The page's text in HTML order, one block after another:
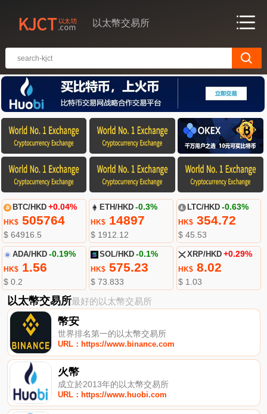
以太幣交易所
BTC/HKD +0.04%
HK$505764
$ 64916.5
ETH/HKD -0.3%
HK$ 14897
$ 1912.12
LTC/HKD -0.63%
HK$354.72
$ 45.53
ADA/HKD -0.19%
HK$1.56
$ 0.2
SOL/HKD -0.1%
HK$ 575.23
$ 73.833
XRP/HKD +0.29%
HK$8.02
$ 1.03
以太幣交易所最好的以太幣交易所
幣安
世界排名第一的以太幣交易所
URL：https://www.binance.com
火幣
成立於2013年的以太幣交易所
URL：https://www.huobi.com